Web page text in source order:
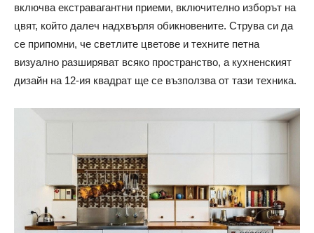
включва екстравагантни приеми, включително изборът на
цвят, който далеч надхвърля обикновените. Струва си да
се припомни, че светлите цветове и техните петна
визуално разширяват всяко пространство, а кухненският
дизайн на 12-ия квадрат ще се възползва от тази техника.